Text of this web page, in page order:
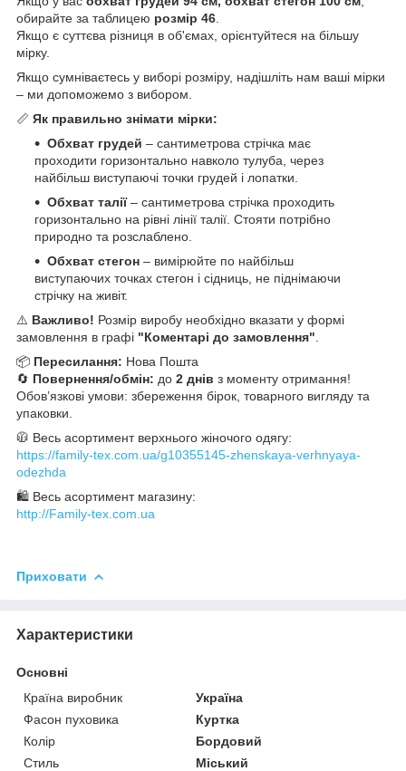
обирайте за таблицею розмір 46
Якщо є суттєва різниця в об'ємах, орієнтуйтеся на більшу
мірку.
Якщо сумніваєтесь у виборі розміру, надішліть нам ваші мірки
– ми допоможемо з вибором.
📏 Як правильно знімати мірки:
Обхват грудей – сантиметрова стрічка має
проходити горизонтально навколо тулуба, через
найбільш виступаючі точки грудей і лопатки.
Обхват талії– сантиметрова стрічка проходить
горизонтально на рівні лінії талії. Стояти потрібно
природно та розслаблено.
Обхват стегон – вимірюйте по найбільш
виступаючих точках стегон і сідниць, не піднімаючи
стрічку на живіт.
⚠️ Важливо! Розмір виробу необхідно вказати у формі
замовлення в графі "Коментарі до замовлення"
📦 Пересилання: Нова Пошта
🔄 Повернення/обмін: до 2 днів з моменту отримання!
Обов’язкові умови: збереження бірок, товарного вигляду та
упаковки.
🧥 Весь асортимент верхнього жіночого одягу:
https://family-tex.com.ua/g10355145-zhenskaya-verhnyaya-
odezhda
🛍 Весь асортимент магазину:
http://Family-tex.com.ua
Приховати
Характеристики
Основні
Країна виробник
Україна
Фасон пуховика
Куртка
Колір
Бордовий
Стиль
Міський